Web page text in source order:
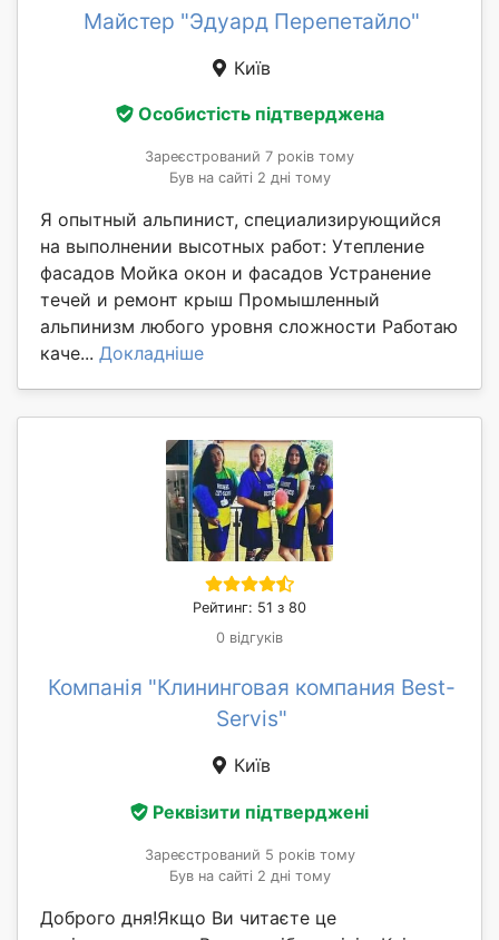
Майстер "Эдуард Перепетайло"
Київ
Особистість підтверджена
Зареєстрований 7 років тому
Був на сайті 2 дні тому
Я опытный альпинист, специализирующийся
на выполнении высотных работ: Утепление
фасадов Мойка окон и фасадов Устранение
течей и ремонт крыш Промышленный
альпинизм любого уровня сложности Работаю
каче... Докладніше
Рейтинг: 51 з 80
0 відгуків
Компанія "Клининговая компания Best-
Servis"
Київ
Реквізити підтверджені
Зареєстрований 5 років тому
Був на сайті 2 дні тому
Доброго дня!Якщо Ви читаєте це